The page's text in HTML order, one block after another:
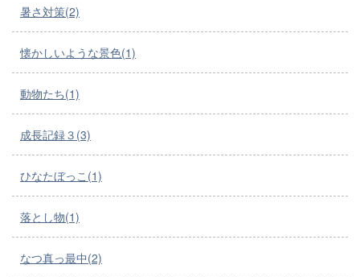
暑さ対策(2)
懐かしいような景色(1)
動物たち(1)
成長記録３(3)
ひなたぼっこ(1)
落とし物(1)
なつ真っ最中(2)